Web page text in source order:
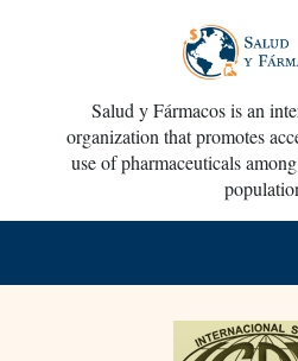
Salud y Fármacos is an
organization that promotes
use of pharmaceuticals